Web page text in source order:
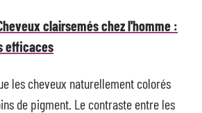
clairsemés chez l'homme :
efficaces
les cheveux naturellement colorés
de pigment. Le contraste entre les